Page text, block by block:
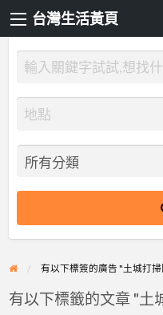
台灣生活黃頁
有以下標簽的廣告 "土城打
有以下標籤的文章 "土